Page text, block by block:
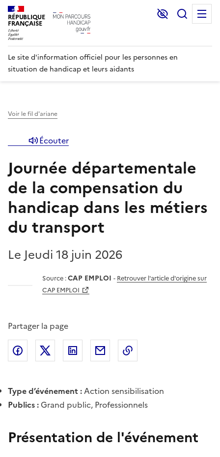
RÉPUBLIQUE
FRANÇAISE
Lecture et
Le site d'information officiel pour les personnes en
situation de handicap et leurs aidants
Voir le fil d'ariane
Écouter
Journée départementale
de la compensation du
handicap dans les métiers
du transport
Le Jeudi 18 juin 2026
Source :CAP EMPLOI - Retrouver l'article d'origine sur
CAP EMPLOI
Partager la page
Partager l'article surFacebook
Partager l'article sur X (anciennement
Partager l'article sur
Partager l'article par courriel
Type d’événement :Action sensibilisation
Publics :Grand public, Professionnels
Présentation de l'événement